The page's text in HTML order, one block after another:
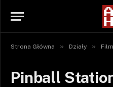
Strona Główna » Działy »
Pinball